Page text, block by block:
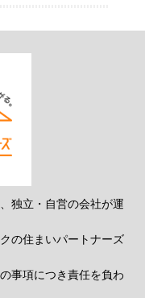
独立・自営の会社が運
の住まいパートナーズ
事項につき責任を負わ